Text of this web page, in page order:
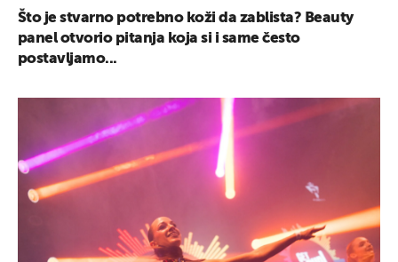
Što je stvarno potrebno koži da zablista? Beauty
panel otvorio pitanja koja si i same često
postavljamo...